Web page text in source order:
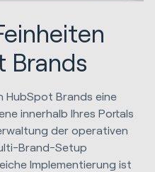
Brands
Brands eine
innerhalb Ihres Portals
der operativen
Brand-Setup
Implementierung ist